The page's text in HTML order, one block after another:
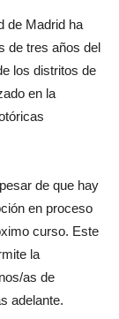
de Madrid ha
de tres años del
los distritos de
en la
de que hay
en proceso
curso. Este
la
as de
adelante.